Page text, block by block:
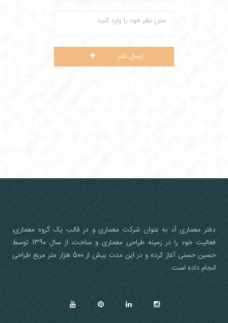
ارسال نظر
دفتر معماری آد به عنوان شرکت معماری و در قالب یک گروه معماری،
فعالیت خود را در زمینه طراحی معماری و ساخت، از سال 1390 توسط
حسین حسنی آغاز کرده و در این مدت بیش از 500 هزار متر مربع طراحی
انجام داده است.